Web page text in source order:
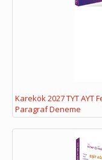
Karekök 2027 TYT AYT
Paragraf Deneme